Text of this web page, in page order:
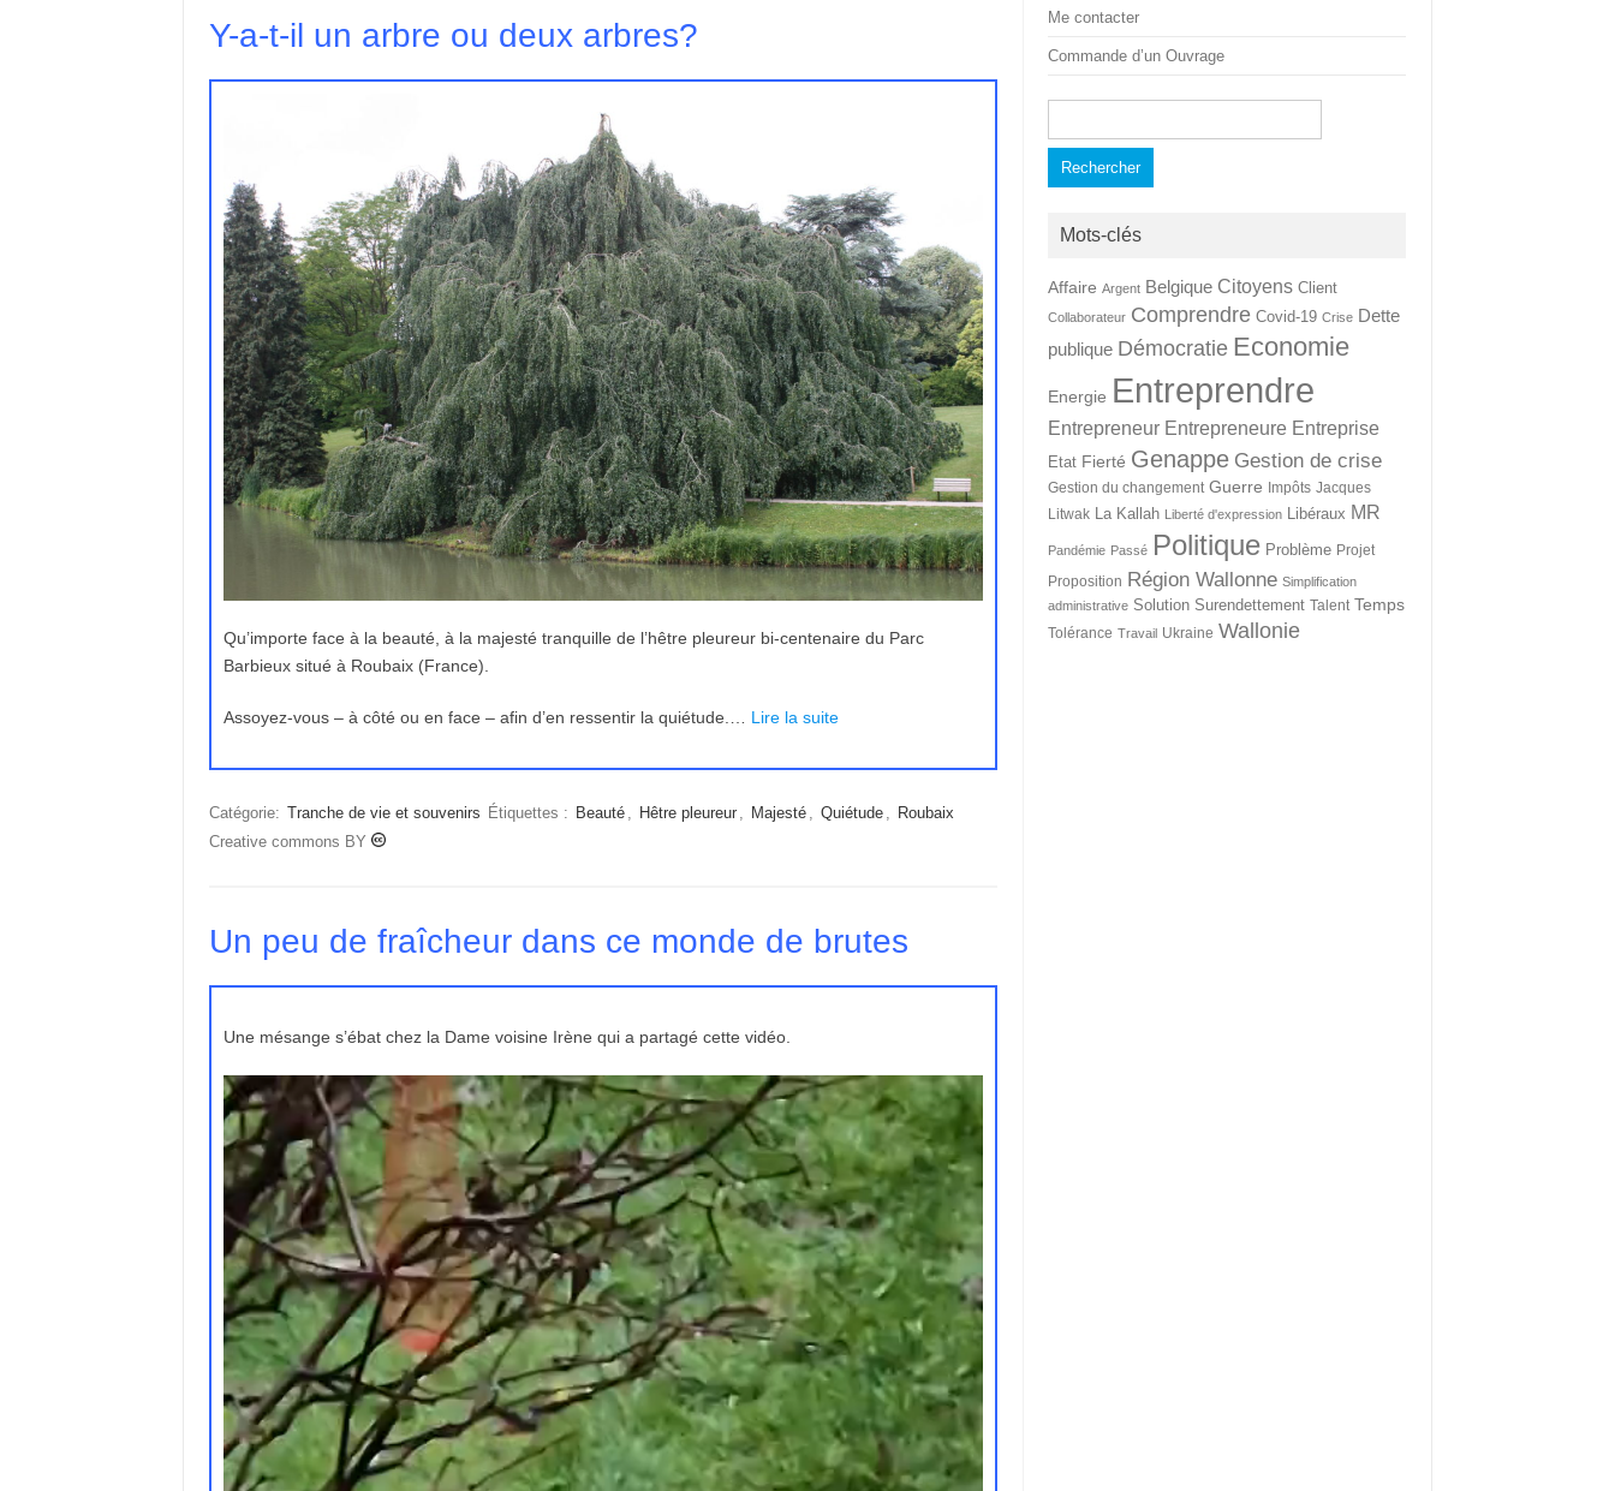
Y-a-t-il un arbre ou deux arbres?
Qu’importe face à la beauté, à la majesté tranquille de l’hêtre pleureur bi-centenaire du Parc
Barbieux situé à Roubaix (France).
Assoyez-vous – à côté ou en face – afin d’en ressentir la quiétude.… Lire la suite
Catégorie: Tranche de vie et souvenirs Étiquettes : Beauté Hêtre pleureur Majesté Quiétude
Roubaix
Creative commons BY
Un peu de fraîcheur dans ce monde de brutes
Une mésange s’ébat chez la Dame voisine Irène qui a partagé cette vidéo.
Me contacter
Commande d’un Ouvrage
Mots-clés
Affaire Argent Belgique Citoyens Client
Collaborateur Comprendre Covid-19 Crise Dette
publique Démocratie Economie
Energie Entreprendre
Entrepreneur Entrepreneure Entreprise
Etat Fierté Genappe Gestion de crise
Gestion du changement Guerre Impôts Jacques
Litwak La Kallah Liberté d'expression Libéraux MR
Pandémie Passé Politique Problème Projet
Proposition Région Wallonne Simplification
administrative Solution Surendettement Talent Temps
Tolérance Travail Ukraine Wallonie